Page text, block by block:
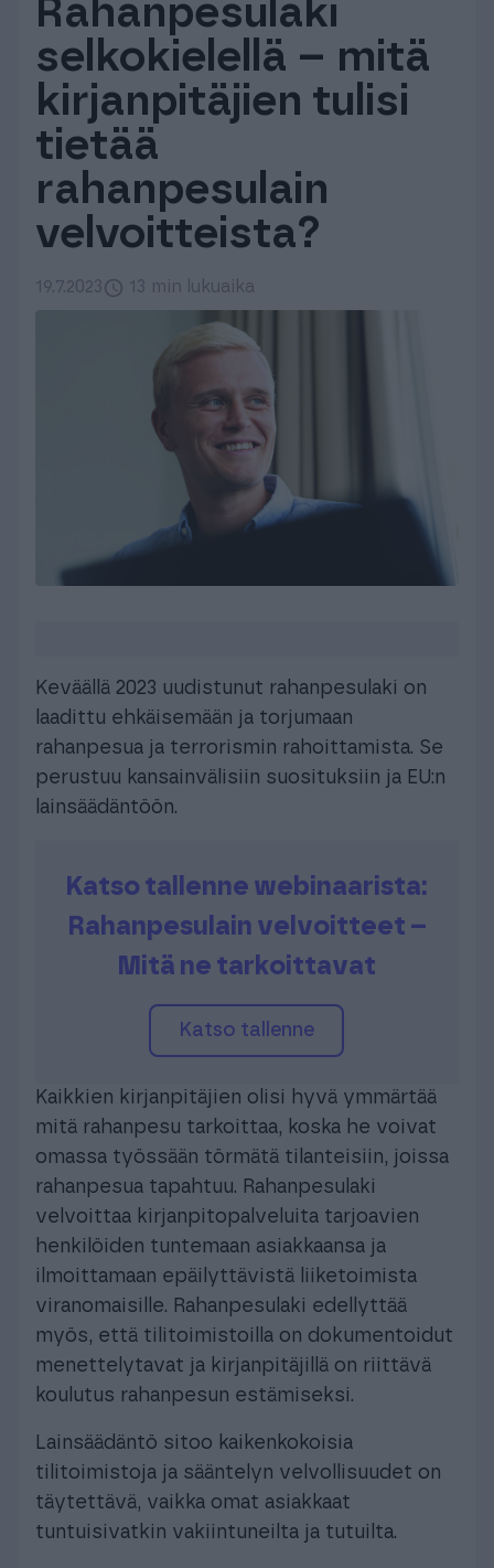
Tuki & Koulutus
Meistä & Ajankohtaista
Tilaa Procountor
Kokeile maksutta
Kirjaudu
Rahanpesulaki
selkokielellä – mitä
kirjanpitäjien tulisi
tietää
rahanpesulain
velvoitteista?
19.7.2023 13 min lukuaika
Keväällä 2023 uudistunut rahanpesulaki on
laadittu ehkäisemään ja torjumaan
rahanpesua ja terrorismin rahoittamista. Se
perustuu kansainvälisiin suosituksiin ja EU:n
lainsäädäntöön.
Katso tallenne webinaarista:
Rahanpesulain velvoitteet –
Mitä ne tarkoittavat
Katso tallenne
Kaikkien kirjanpitäjien olisi hyvä ymmärtää
mitä rahanpesu tarkoittaa, koska he voivat
omassa työssään törmätä tilanteisiin, joissa
rahanpesua tapahtuu. Rahanpesulaki
velvoittaa kirjanpitopalveluita tarjoavien
henkilöiden tuntemaan asiakkaansa ja
ilmoittamaan epäilyttävistä liiketoimista
viranomaisille. Rahanpesulaki edellyttää
myös, että tilitoimistoilla on dokumentoidut
menettelytavat ja kirjanpitäjillä on riittävä
koulutus rahanpesun estämiseksi.
Lainsäädäntö sitoo kaikenkokoisia
tilitoimistoja ja sääntelyn velvollisuudet on
täytettävä, vaikka omat asiakkaat
tuntuisivatkin vakiintuneilta ja tutuilta.